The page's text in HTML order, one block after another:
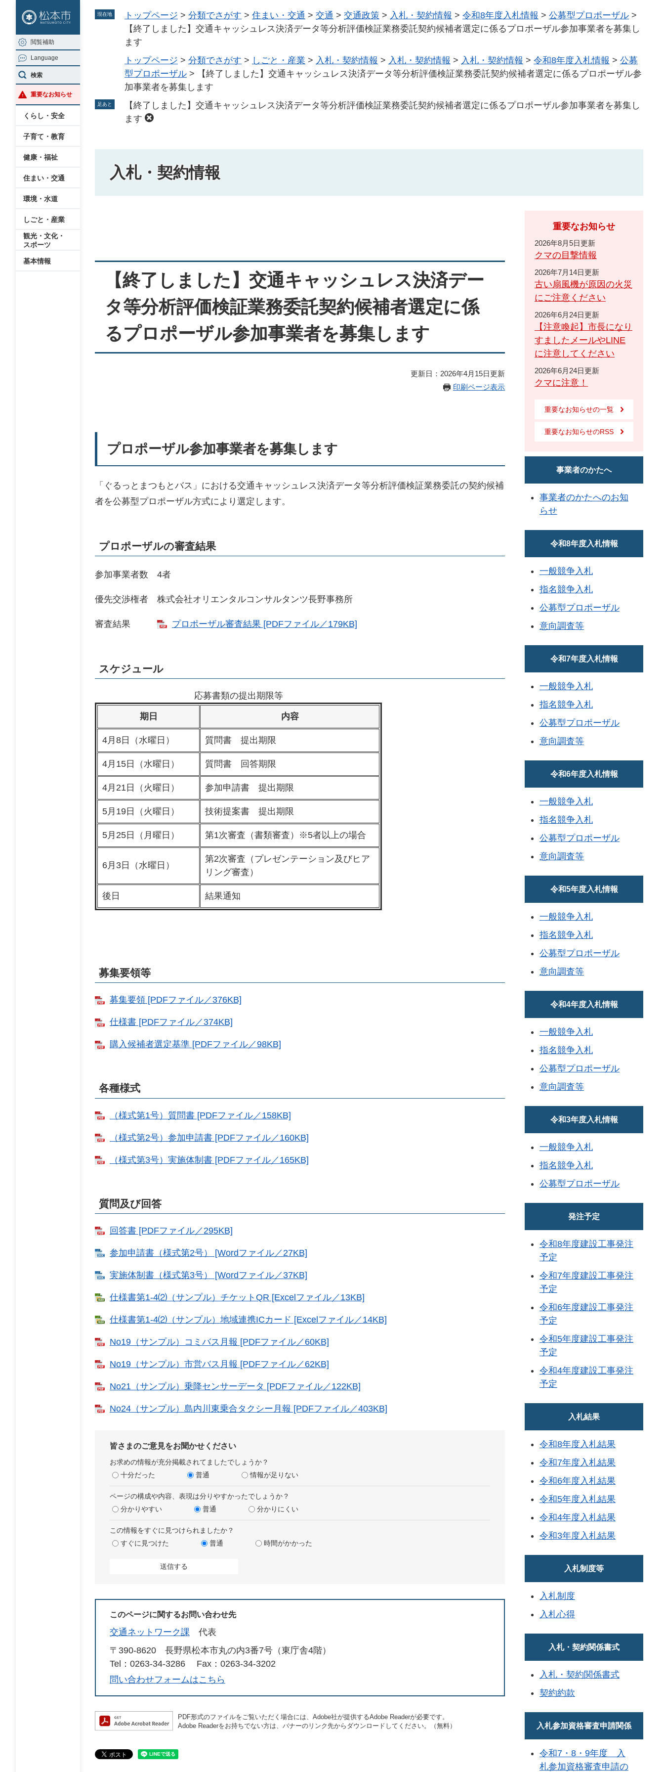
ジ
の
先
頭
で
す
ュ
ー
を
飛
ば
し
閲覧補助
Language
検索
重要なお知らせ
くらし・安全
子育て・教育
健康・福祉
住まい・交通
環境・水道
しごと・産業
観光・文化・
スポーツ
基本情報
現在地 トップページ > 分類でさがす > 住まい・交通 > 交通 > 交通政策 > 入札・契約情報 > 令和8年度入札情報 > 公募型プロポーザル >
【終了しました】交通キャッシュレス決済データ等分析評価検証業務委託契約候補者選定に係るプロポーザル参加事業者を募集し
ます
トップページ > 分類でさがす > しごと・産業 > 入札・契約情報 > 入札・契約情報 > 入札・契約情報 > 令和8年度入札情報 > 公募
型プロポーザル >
【終了しました】交通キャッシュレス決済データ等分析評価検証業務委託契約候補者選定に係るプロポーザル参
加事業者を募集します
足あと
【終了しました】交通キャッシュレス決済データ等分析評価検証業務委託契約候補者選定に係るプロポーザル参加事業者を募集し
ます
入札・契約情報
【終了しました】交通キャッシュレス決済デー
タ等分析評価検証業務委託契約候補者選定に係
るプロポーザル参加事業者を募集します
更新日：2026年4月15日更新
印刷ページ表示
プロポーザル参加事業者を募集します
「ぐるっとまつもとバス」における交通キャッシュレス決済データ等分析評価検証業務委託の契約候補
者を公募型プロポーザル方式により選定します。
プロポーザルの審査結果
参加事業者数 4者
優先交渉権者 株式会社オリエンタルコンサルタンツ長野事務所
審査結果 プロポーザル審査結果 [PDFファイル／179KB]
スケジュール
応募書類の提出期限等
期日 内容
4月8日（水曜日） 質問書 提出期限
4月15日（水曜日） 質問書 回答期限
4月21日（火曜日） 参加申請書 提出期限
5月19日（火曜日） 技術提案書 提出期限
5月25日（月曜日） 第1次審査（書類審査）※5者以上の場合
6月3日（水曜日）
第2次審査（プレゼンテーション及びヒア
リング審査）
後日 結果通知
募集要領等
募集要領 [PDFファイル／376KB]
仕様書 [PDFファイル／374KB]
購入候補者選定基準 [PDFファイル／98KB]
各種様式
（様式第1号）質問書 [PDFファイル／158KB]
（様式第2号）参加申請書 [PDFファイル／160KB]
（様式第3号）実施体制書 [PDFファイル／165KB]
質問及び回答
回答書 [PDFファイル／295KB]
参加申請書（様式第2号） [Wordファイル／27KB]
実施体制書（様式第3号） [Wordファイル／37KB]
仕様書第1-4⑵（サンプル）チケットQR [Excelファイル／13KB]
仕様書第1-4⑵（サンプル）地域連携ICカード [Excelファイル／14KB]
No19（サンプル）コミバス月報 [PDFファイル／60KB]
No19（サンプル）市営バス月報 [PDFファイル／62KB]
No21（サンプル）乗降センサーデータ [PDFファイル／122KB]
No24（サンプル）島内川東乗合タクシー月報 [PDFファイル／403KB]
皆さまのご意見をお聞かせください
お求めの情報が充分掲載されてましたでしょうか？
十分だった
普通 情報が足りない
ページの構成や内容、表現は分りやすかったでしょうか？
分かりやすい
普通 分かりにくい
この情報をすぐに見つけられましたか？
すぐに見つけた
普通 時間がかかった
このページに関するお問い合わせ先
交通ネットワーク課
代表
〒390-8620
長野県松本市丸の内3番7号（東庁舎4階）
Tel：0263-34-3286
Fax：0263-34-3202
問い合わせフォームはこちら
PDF形式のファイルをご覧いただく場合には、Adobe社が提供するAdobe Readerが必要です。
Adobe Readerをお持ちでない方は、バナーのリンク先からダウンロードしてください。（無料）
重要なお知らせ
2026年8月5日更新
クマの目撃情報
2026年7月14日更新
古い扇風機が原因の火災
にご注意ください
2026年6月24日更新
【注意喚起】市長になり
すましたメールやLINE
に注意してください
2026年6月24日更新
クマに注意！
重要なお知らせの一覧
重要なお知らせのRSS
事業者のかたへ
事業者のかたへのお知
らせ
令和8年度入札情報
一般競争入札
指名競争入札
公募型プロポーザル
意向調査等
令和7年度入札情報
一般競争入札
指名競争入札
公募型プロポーザル
意向調査等
令和6年度入札情報
一般競争入札
指名競争入札
公募型プロポーザル
意向調査等
令和5年度入札情報
一般競争入札
指名競争入札
公募型プロポーザル
意向調査等
令和4年度入札情報
一般競争入札
指名競争入札
公募型プロポーザル
意向調査等
令和3年度入札情報
一般競争入札
指名競争入札
公募型プロポーザル
発注予定
令和8年度建設工事発注
予定
令和7年度建設工事発注
予定
令和6年度建設工事発注
予定
令和5年度建設工事発注
予定
令和4年度建設工事発注
予定
入札結果
令和8年度入札結果
令和7年度入札結果
令和6年度入札結果
令和5年度入札結果
令和4年度入札結果
令和3年度入札結果
入札制度等
入札制度
入札心得
入札・契約関係書式
入札・契約関係書式
契約約款
入札参加資格審査申請関係
令和7・8・9年度 入
札参加資格審査申請の